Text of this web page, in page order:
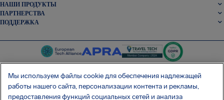
НАШИ ПРОДУКТЫ
ПАРТНЕРСТВА
ПОДДЕРЖКА
SocialFacebookSocialInstagram
SocialLinkedin
Мы используем файлы cookie для обеспечения надлежащей
работы нашего сайта, персонализации контента и рекламы,
предоставления функций социальных сетей и анализа